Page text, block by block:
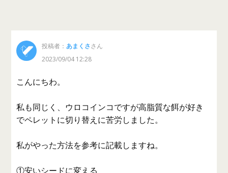
投稿者：あまくささん
2023/09/04 12:28
こんにちわ。
私も同じく、ウロコインコですが高脂質な餌が好き
でペレットに切り替えに苦労しました。
私がやった方法を参考に記載しますね。
①安いシードに変える